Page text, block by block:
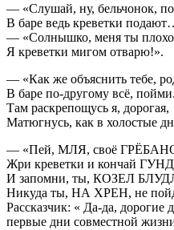
— «Слушай, ну, бельчонок,
В баре ведь креветки
— «Солнышко, меня ты плохо
Я креветки мигом отварю!».
— «Как же объяснить тебе,
В баре по-другому всё, пойми.
Там раскрепощусь я, дорогая,
Матюгнусь, как в холостые
— «Пей, МЛЯ, своё
Жри креветки и кончай
И запомни, ты, КОЗЕЛ
Никуда ты, НА ХРЕН, не
Рассказчик: « Да-да, дорогие
первые дни совместной